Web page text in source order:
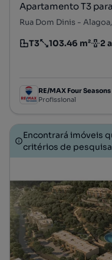
Apartamento T3
Rua Dom Dinis -
Tipologia
T3
Preço por metro
103.46 m²
Andar 2
RE/MAX Four Seasons
Profissional
Encontrará imóveis
critérios de